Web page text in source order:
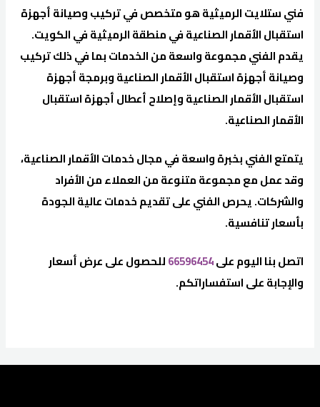
فني ستلايت الرميثية هو متخصص في تركيب وصيانة أجهزة
استقبال الأقمار الصناعية في منطقة الرميثية في الكويت.
يقدم الفني مجموعة واسعة من الخدمات بما في ذلك تركيب
وصيانة أجهزة استقبال الأقمار الصناعية وبرمجة أجهزة
استقبال الأقمار الصناعية وإصلاح أعطال أجهزة استقبال
الأقمار الصناعية.
يتمتع الفني بخبرة واسعة في مجال خدمات الأقمار الصناعية،
وقد عمل مع مجموعة متنوعة من العملاء من الأفراد
والشركات. يحرص الفني على تقديم خدمات عالية الجودة
بأسعار تنافسية.
اتصل بنا اليوم على66596454للحصول على عرض أسعار
والإجابة على استفساراتكم.